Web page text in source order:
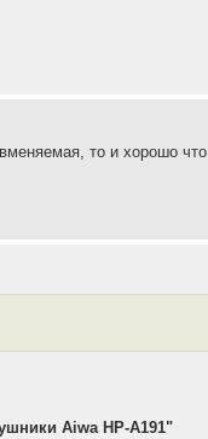
то и хорошо
Aiwa HP-A191"